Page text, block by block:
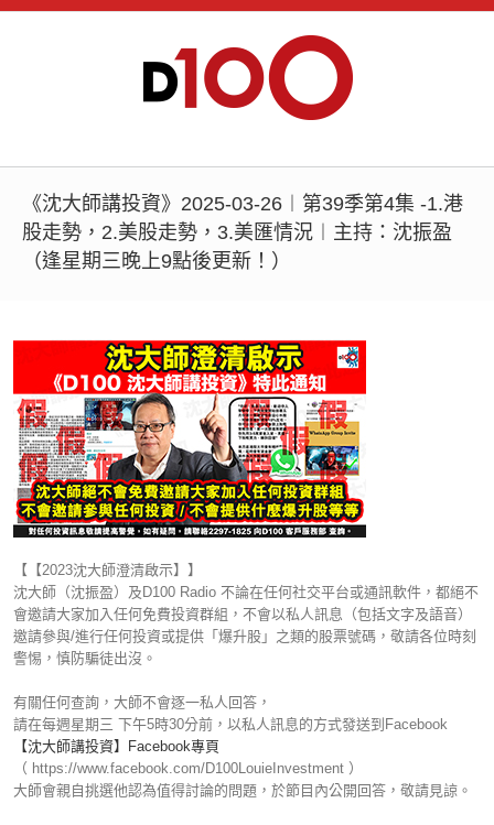
《沈大師講投資》2025-03-26︱第39季第4集 -1.港
股走勢，2.美股走勢，3.美匯情況︱主持：沈振盈
（逢星期三晚上9點後更新！）
【【2023沈大師澄清啟示】】
沈大師（沈振盈）及D100 Radio 不論在任何社交平台或通訊軟件，都絕不
會邀請大家加入任何免費投資群組，不會以私人訊息（包括文字及語音）
邀請參與/進行任何投資或提供「爆升股」之類的股票號碼，敬請各位時刻
警惕，慎防騙徒出沒。
有關任何查詢，大師不會逐一私人回答，
請在每週星期三 下午5時30分前，以私人訊息的方式發送到Facebook
【沈大師講投資】Facebook專頁
（ https://www.facebook.com/D100LouieInvestment ）
大師會親自挑選他認為值得討論的問題，於節目內公開回答，敬請見諒。